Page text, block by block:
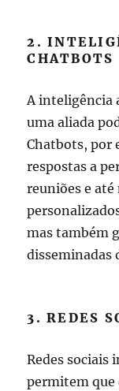
2.
CHATBOTS
A inteligência
uma aliada
Chatbots, por
respostas a
reuniões e
mas também
disseminadas
3. REDES
Redes sociais
permitem que